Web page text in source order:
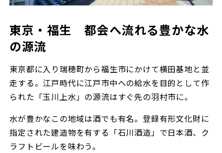
東京・福生 都会へ流れる豊かな水
の源流
東京都に入り瑞穂町から福生市にかけて横田基地と並
走する。江戸時代に江戸市中への給水を目的として作
られた「玉川上水」の源流はすぐ先の羽村市に。
水が豊かなこの地域は酒でも有名。登録有形文化財に
指定された建造物を有する「石川酒造」で日本酒、ク
ラフトビールを味わう。